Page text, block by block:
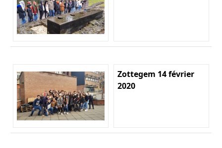
Zottegem 14 février
2020